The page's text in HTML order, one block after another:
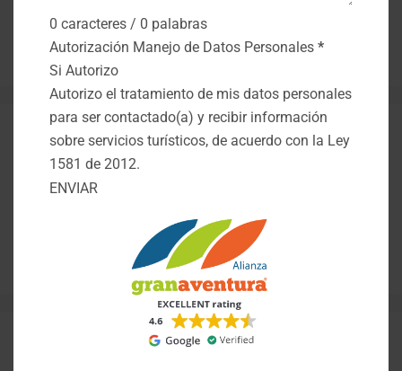
Quindio
Turismo Eje
Destinos Aventureros X+
Enamórate de Montenegro
EL NUEVO TURISMO, Ha llegado el momento
de evolucionar.
0 caracteres / 0 palabras
Autorización Manejo de Datos Personales *
Si Autorizo
Autorizo el tratamiento de mis datos personales
para ser contactado(a) y recibir información
sobre servicios turísticos, de acuerdo con la Ley
1581 de 2012.
ENVIAR